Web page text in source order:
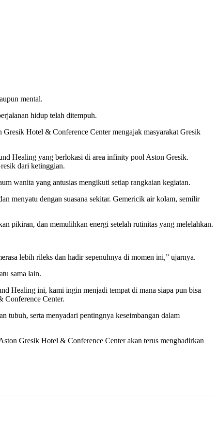
mental.
hidup telah ditempuh.
Hotel & Conference Center mengajak masyarakat Gresik
Healing yang berlokasi di area infinity pool Aston Gresik.
dari ketinggian.
wanita yang antusias mengikuti setiap rangkaian kegiatan.
menyatu dengan suasana sekitar. Gemericik air kolam, semilir
pikiran, dan memulihkan energi setelah rutinitas yang melelahkan.
lebih rileks dan hadir sepenuhnya di momen ini,” ujarnya.
sama lain.
Healing ini, kami ingin menjadi tempat di mana siapa pun bisa
Conference Center.
tubuh, serta menyadari pentingnya keseimbangan dalam
Gresik Hotel & Conference Center akan terus menghadirkan